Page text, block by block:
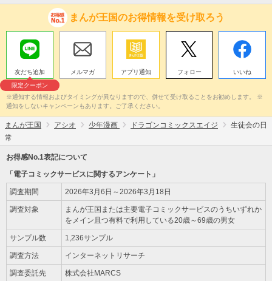
まんが王国のお得情報を受け取ろう
友だち追加
限定クーポン
メルマガ アプリ通知 フォロー いいね
※通知する情報およびタイミングが異なりますので、併せて受け取ることをお勧めします。 ※
通知をしないキャンペーンもあります。ご了承ください。
まんが王国 アシオ 少年漫画 ドラゴンコミックスエイジ
生徒会の日
常
お得感No.1表記について
「電子コミックサービスに関するアンケート」
調査期間 2026年3月6日～2026年3月18日
調査対象
まんが王国または主要電子コミックサービスのうちいずれか
をメイン且つ有料で利用している20歳～69歳の男女
サンプル数 1,236サンプル
調査方法 インターネットリサーチ
調査委託先 株式会社MARCS